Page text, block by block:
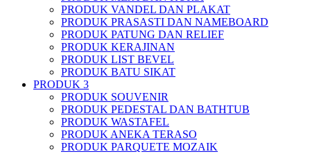
PRODUK VANDEL DAN PLAKAT
PRODUK PRASASTI DAN NAMEBOARD
PRODUK PATUNG DAN RELIEF
PRODUK KERAJINAN
PRODUK LIST BEVEL
PRODUK BATU SIKAT
PRODUK 3
PRODUK SOUVENIR
PRODUK PEDESTAL DAN BATHTUB
PRODUK WASTAFEL
PRODUK ANEKA TERASO
PRODUK PARQUETE MOZAIK